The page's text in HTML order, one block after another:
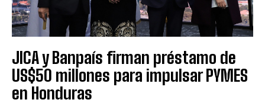
JICA y Banpaís firman préstamo de
US$50 millones para impulsar PYMES
en Honduras